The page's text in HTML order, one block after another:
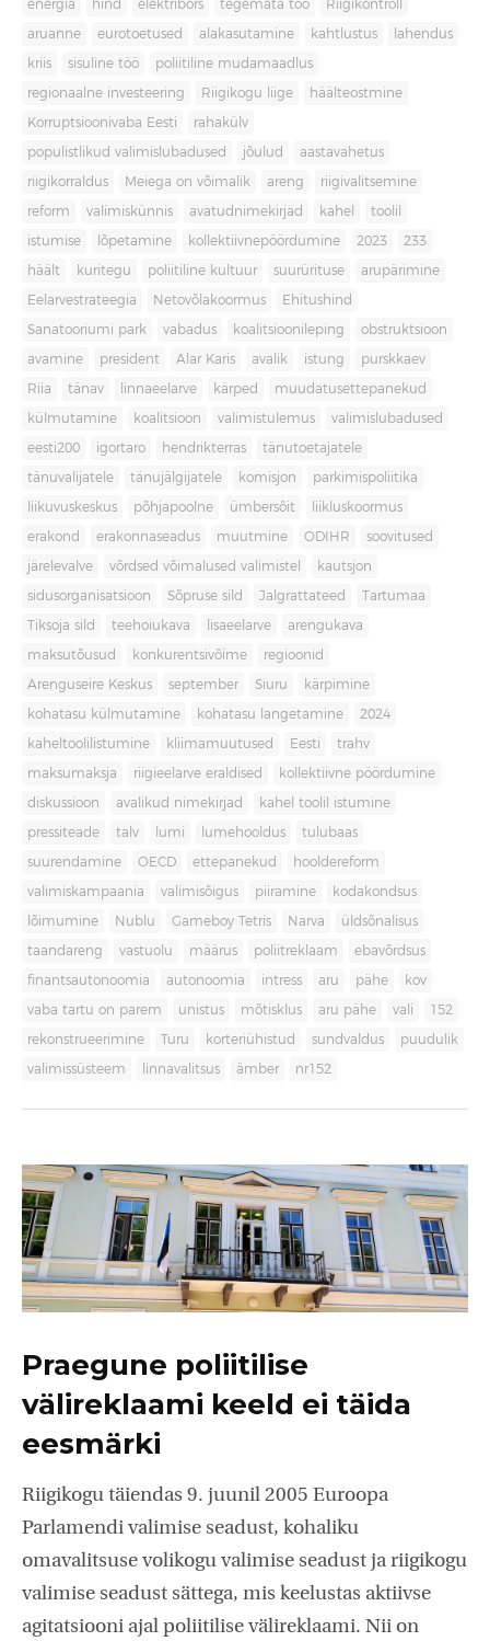
energia hind elektribörs tegemata töö Riigikontroll
aruanne eurotoetused alakasutamine kahtlustus lahendus
kriis sisuline töö poliitiline mudamaadlus
regionaalne investeering Riigikogu liige häälteostmine
Korruptsioonivaba Eesti rahakülv
populistlikud valimislubadused jõulud aastavahetus
riigikorraldus Meiega on võimalik areng riigivalitsemine
reform valimiskünnis avatudnimekirjad kahel toolil
istumise lõpetamine kollektiivnepöördumine 2023 233
häält kuritegu poliitiline kultuur suurürituse arupärimine
Eelarvestrateegia Netovõlakoormus Ehitushind
Sanatooriumi park vabadus koalitsioonileping obstruktsioon
avamine president Alar Karis avalik istung purskkaev
Riia tänav linnaeelarve kärped muudatusettepanekud
külmutamine koalitsioon valimistulemus valimislubadused
eesti200 igortaro hendrikterras tänutoetajatele
tänuvalijatele tänujälgijatele komisjon parkimispoliitika
liikuvuskeskus põhjapoolne ümbersõit liikluskoormus
erakond erakonnaseadus muutmine ODIHR soovitused
järelevalve võrdsed võimalused valimistel kautsjon
sidusorganisatsioon Sõpruse sild Jalgrattateed Tartumaa
Tiksoja sild teehoiukava lisaeelarve arengukava
maksutõusud konkurentsivõime regioonid
Arenguseire Keskus september Siuru kärpimine
kohatasu külmutamine kohatasu langetamine 2024
kaheltoolilistumine kliimamuutused Eesti trahv
maksumaksja riigieelarve eraldised kollektiivne pöördumine
diskussioon avalikud nimekirjad kahel toolil istumine
pressiteade talv lumi lumehooldus tulubaas
suurendamine OECD ettepanekud hooldereform
valimiskampaania valimisõigus piiramine kodakondsus
lõimumine Nublu Gameboy Tetris Narva üldsõnalisus
taandareng vastuolu määrus poliitreklaam ebavõrdsus
finantsautonoomia autonoomia intress aru pähe kov
vaba tartu on parem unistus mõtisklus aru pähe vali 152
rekonstrueerimine Turu korteriühistud sundvaldus puudulik
valimissüsteem linnavalitsus ämber nr152
Praegune poliitilise
välireklaami keeld ei täida
eesmärki
Riigikogu täiendas 9. juunil 2005 Euroopa
Parlamendi valimise seadust, kohaliku
omavalitsuse volikogu valimise seadust ja riigikogu
valimise seadust sättega, mis keelustas aktiivse
agitatsiooni ajal poliitilise välireklaami. Nii on